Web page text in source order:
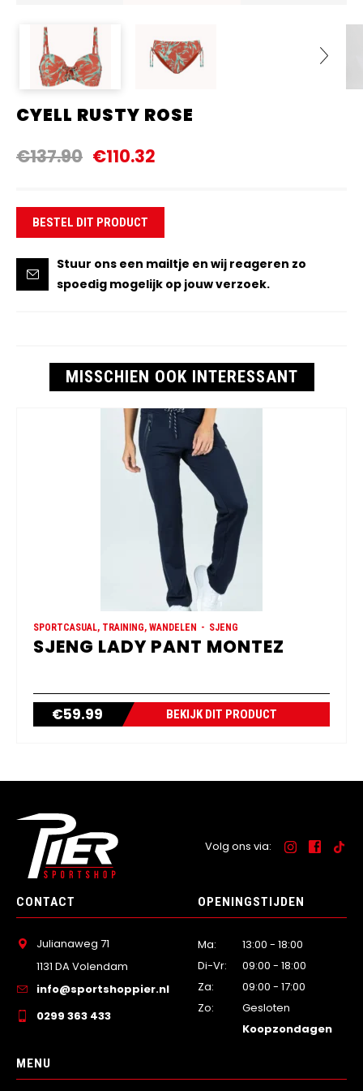
CYELL RUSTY ROSE
€137.90 €110.32
BESTEL DIT PRODUCT
Stuur ons een mailtje en wij reageren zo
spoedig mogelijk op jouw verzoek.
MISSCHIEN OOK INTERESSANT
SPORTCASUAL, TRAINING, WANDELEN SJENG
SJENG LADY PANT MONTEZ
€59.99 BEKIJK DIT PRODUCT
Volg ons via:
CONTACT
Julianaweg 71
1131 DA Volendam
info@sportshoppier.nl
0299 363 433
OPENINGSTIJDEN
Ma:
13:00 - 18:00
Di-Vr:
09:00 - 18:00
Za:
09:00 - 17:00
Zo:
Gesloten
Koopzondagen
MENU